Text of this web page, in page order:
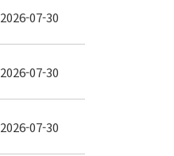
2026-07-30
2026-07-30
2026-07-30